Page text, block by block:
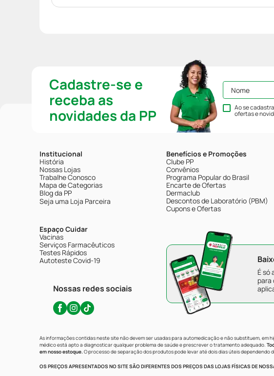
Cadastre-se e
receba as
novidades da PP
Ao se
ofertas e
Institucional
História
Nossas Lojas
Trabalhe Conosco
Mapa de Categorias
Blog da PP
Seja uma Loja Parceira
Espaço Cuidar
Vacinas
Serviços Farmacêuticos
Testes Rápidos
Autoteste Covid-19
Nossas redes sociais
Benefícios e Promoções
Clube PP
Convênios
Programa Popular do Brasil
Encarte de Ofertas
Dermaclub
Descontos de Laboratório (PBM)
Cupons e Ofertas
É só
para
As informações contidas neste site não devem ser usadas para automedicação e não substituem, em
médico está apto a diagnosticar qualquer problema de saúde e prescrever o tratamento adequado.
em nosso estoque.O processo de separação dos produtos pode levar até dois dias úteis dependendo
OS PREÇOS APRESENTADOS NO SITE SÃO DIFERENTES DOS PREÇOS DAS LOJAS FÍSICAS DE